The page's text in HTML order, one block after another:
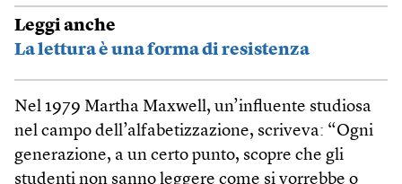
Leggi anche
La lettura è una forma di resistenza
Nel 1979 Martha Maxwell, un’influente studiosa
nel campo dell’alfabetizzazione, scriveva: “Ogni
generazione, a un certo punto, scopre che gli
studenti non sanno leggere come si vorrebbe o